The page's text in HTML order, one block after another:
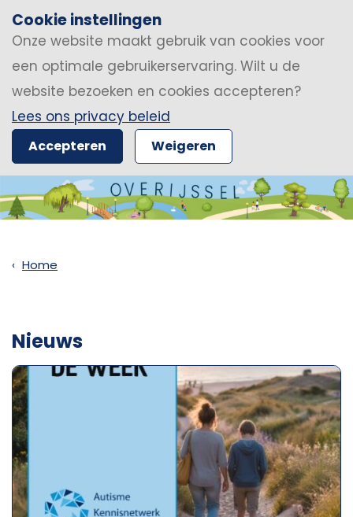
Cookie instellingen
Onze website maakt gebruik van cookies voor
een optimale gebruikerservaring. Wilt u de
website bezoeken en cookies accepteren?
Lees ons privacy beleid
Accepteren Weigeren
Home
Nieuws